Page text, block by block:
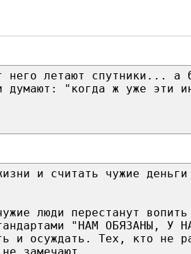
него летают спутники... а
думают: "когда ж уже эти
и считать чужие
люди перестанут
"НАМ ОБЯЗАНЫ, У
и осуждать. Тех, кто не